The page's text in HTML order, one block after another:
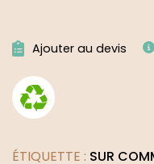
Ajouter au devis
ÉTIQUETTE : SUR